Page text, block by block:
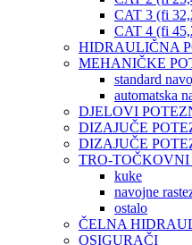
CAT 3 (fi
CAT 4 (fi
HIDRAULIČNA
MEHANIČKE
standard
automatska
DJELOVI
DIZAJUČE
DIZAJUČE
TRO-
kuke
navojne
ostalo
ČELNA
OSIGURAČI